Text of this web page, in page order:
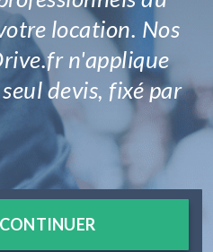
location. Nos
n'applique
devis, fixé par
CONTINUER